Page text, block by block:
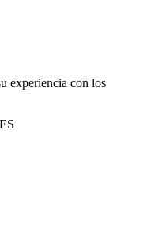
experiencia con los